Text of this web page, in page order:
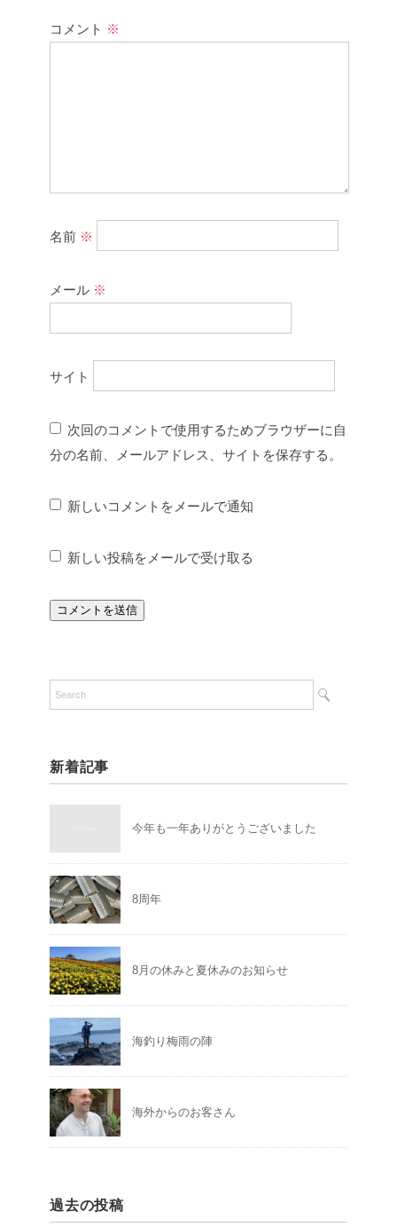
コメント ※
名前 ※
メール ※
サイト
次回のコメントで使用するためブラウザーに自
分の名前、メールアドレス、サイトを保存する。
新しいコメントをメールで通知
新しい投稿をメールで受け取る
新着記事
今年も一年ありがとうございました
8周年
8月の休みと夏休みのお知らせ
海釣り梅雨の陣
海外からのお客さん
過去の投稿